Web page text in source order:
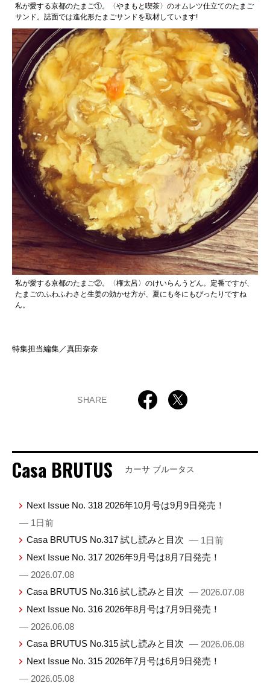
私が愛する京都のたまご①。〈やまもと喫茶〉のオムレツ仕立てのたまご
サンド。誌面では進化形たまごサンドを取材しています!
私が愛する京都のたまご②。〈権太呂〉のけいらんうどん。定番ですが、
たまごのふわふわさと生姜の効かせ方が、夏にも冬にもぴったりですね
ん。
特集担当編集／真田奈奈
SHARE
Casa BRUTUS カーサ ブルータス
Next Issue No. 318 2026年10月号は9月9日発売！
— 1日前
Casa BRUTUS No.317 試し読みと目次 — 1日前
Next Issue No. 317 2026年9月号は8月7日発売！
— 2026.07.08
Casa BRUTUS No.316 試し読みと目次 — 2026.07.08
Next Issue No. 316 2026年8月号は7月9日発売！
— 2026.06.08
Casa BRUTUS No.315 試し読みと目次 — 2026.06.08
Next Issue No. 315 2026年7月号は6月9日発売！
— 2026.05.08